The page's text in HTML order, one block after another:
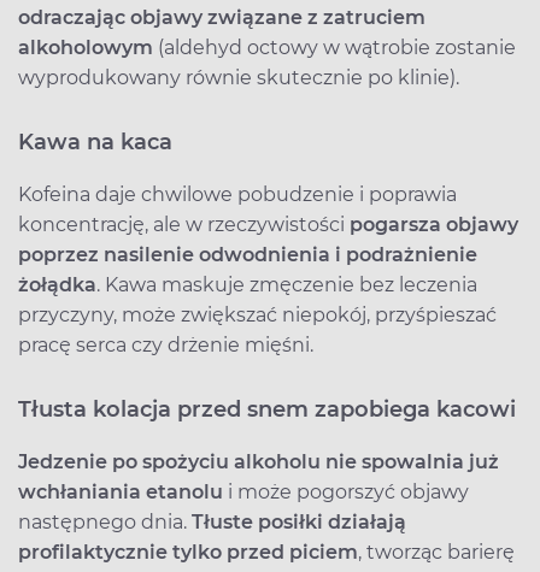
odraczając objawy związane z zatruciem
alkoholowym (aldehyd octowy w wątrobie zostanie
wyprodukowany równie skutecznie po klinie).
Kawa na kaca
Kofeina daje chwilowe pobudzenie i poprawia
koncentrację, ale w rzeczywistości pogarsza objawy
poprzez nasilenie odwodnienia i podrażnienie
żołądka. Kawa maskuje zmęczenie bez leczenia
przyczyny, może zwiększać niepokój, przyśpieszać
pracę serca czy drżenie mięśni.
Tłusta kolacja przed snem zapobiega kacowi
Jedzenie po spożyciu alkoholu nie spowalnia już
wchłaniania etanolu i może pogorszyć objawy
następnego dnia. Tłuste posiłki działają
profilaktycznie tylko przed piciem, tworząc barierę